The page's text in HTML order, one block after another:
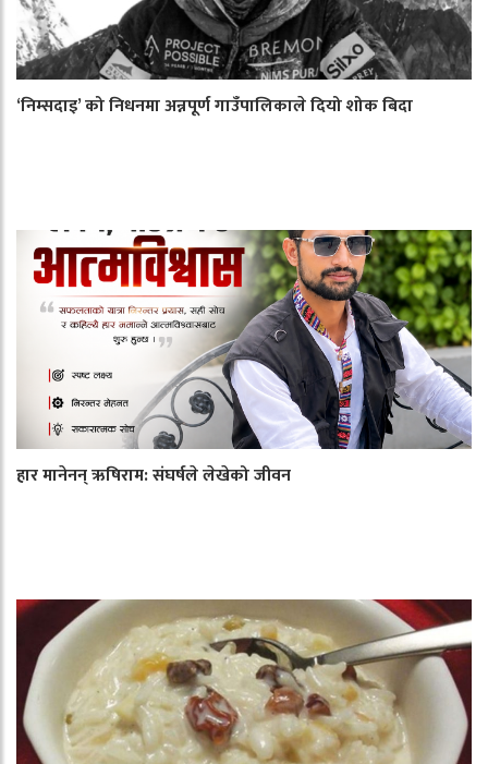
‘निम्सदाइ’ को निधनमा अन्नपूर्ण गाउँपालिकाले दियो शोक बिदा
हार मानेनन् ऋषिराम: संघर्षले लेखेको जीवन